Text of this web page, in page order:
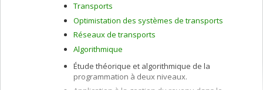
Transports
Optimistation des systèmes de transports
Réseaux de transports
Algorithmique
Étude théorique et algorithmique de la
programmation à deux niveaux.